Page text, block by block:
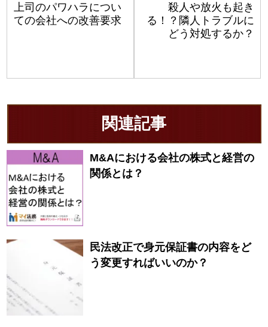
上司のパワハラについ
ての会社への改善要求
殺人や放火も起き
る！？隣人トラブルに
どう対処するか？
関連記事
M&Aにおける会社の株式と経営の
関係とは？
民法改正で身元保証書の内容をど
う変更すればいいのか？